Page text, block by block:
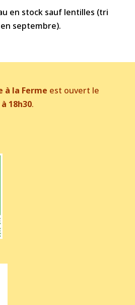
en stock sauf lentilles (tri
septembre).
à la Ferme est ouvert le
à 18h30.